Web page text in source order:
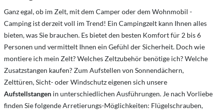
Ganz egal, ob im Zelt, mit dem Camper oder dem Wohnmobil -
Camping ist derzeit voll im Trend! Ein Campingzelt kann Ihnen alles
bieten, was Sie brauchen. Es bietet den besten Komfort für 2 bis 6
Personen und vermittelt Ihnen ein Gefühl der Sicherheit. Doch wie
montiere ich mein Zelt? Welches Zeltzubehör benötige ich? Welche
Zusatzstangen kaufen? Zum Aufstellen von Sonnendächern,
Zelttüren, Sicht- oder Windschutz eigenen sich unsere
Aufstellstangen in unterschiedlichen Ausführungen. Je nach Vorliebe
finden Sie folgende Arretierungs-Möglichkeiten: Flügelschrauben,